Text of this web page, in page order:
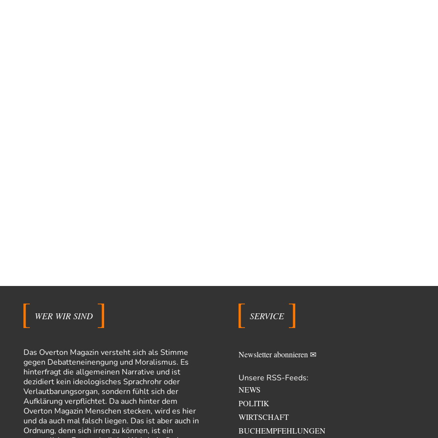
WER WIR SIND
Das Overton Magazin versteht sich als Stimme
gegen Debatteneinengung und Moralismus. Es
hinterfragt die allgemeinen Narrative und ist
dezidiert kein ideologisches Sprachrohr oder
Verlautbarungsorgan, sondern fühlt sich der
Aufklärung verpflichtet. Da auch hinter dem
Overton Magazin Menschen stecken, wird es hier
und da auch mal falsch liegen. Das ist aber auch in
Ordnung, denn sich irren zu können, ist ein
SERVICE
Newsletter abonnieren ✉
Unsere RSS-Feeds:
NEWS
POLITIK
WIRTSCHAFT
BUCHEMPFEHLUNGEN